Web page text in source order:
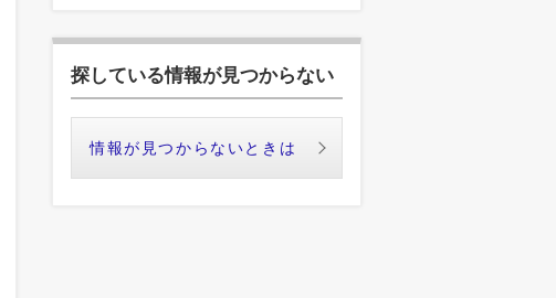
探している情報が見つからない
情報が見つからないときは